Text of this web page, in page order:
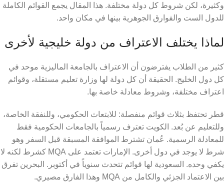
وكثيرة، لكن شروط كل دولة مختلفة. هذا المقال يجمع القوائم الكاملة
للدول الست والفوارق الجوهرية بينها في مكان واحد.
لماذا يختلف الاعتراف من دولة خليجية لأخرى
كثير من الطلاب يفترضون أن الاعتراف بالجامعة الماليزية موحد في
كل دول الخليج. الحقيقة أن كل دولة لها وزارة تعليم مستقلة، وقوائم
اعتراف مختلفة، وشروط معادلة خاصة بها.
قطر تحتفظ بثلاث قوائم منفصلة: للابتعاث الحكومي، وللنفقة الخاصة،
وللتعليم عن بُعد. الكويت تعترف رسمياً بالجامعات الحكومية فقط
للمعادلة الرسمية. عُمان تشترط الموافقة المسبقة قبل السفر وهو
شرط لا يوجد في دول أخرى. الإمارات تعتمد على MQA كشرط لكنه لا
يكفي وحده. السعودية لها قوائم تتحدث سنوياً في أكتوبر. البحرين تفرق
بين الاعتماد الجزئي والكامل من MQA وهذا الفارق مصيري.